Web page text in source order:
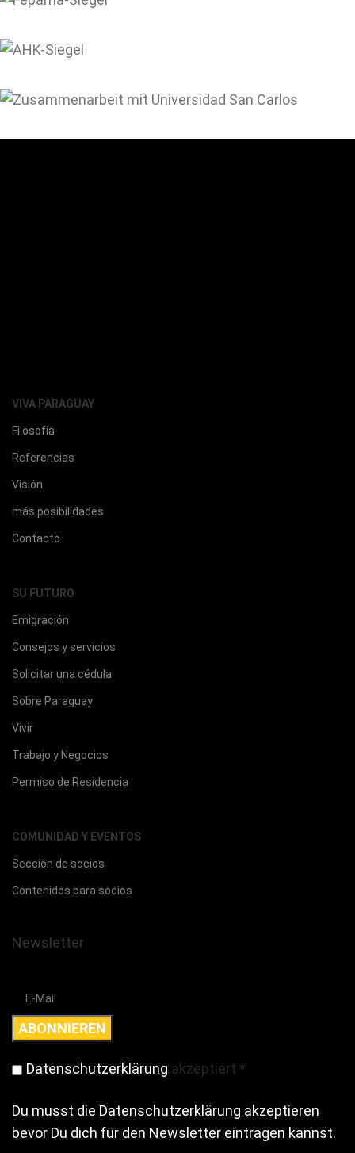
VIVA PARAGUAY
Filosofía
Referencias
Visión
más posibilidades
Contacto
SU FUTURO
Emigración
Consejos y servicios
Solicitar una cédula
Sobre Paraguay
Vivir
Trabajo y Negocios
Permiso de Residencia
COMUNIDAD Y EVENTOS
Sección de socios
Contenidos para socios
Newsletter
Datenschutzerklärung akzeptiert *
Du musst die Datenschutzerklärung akzeptieren
bevor Du dich für den Newsletter eintragen kannst.